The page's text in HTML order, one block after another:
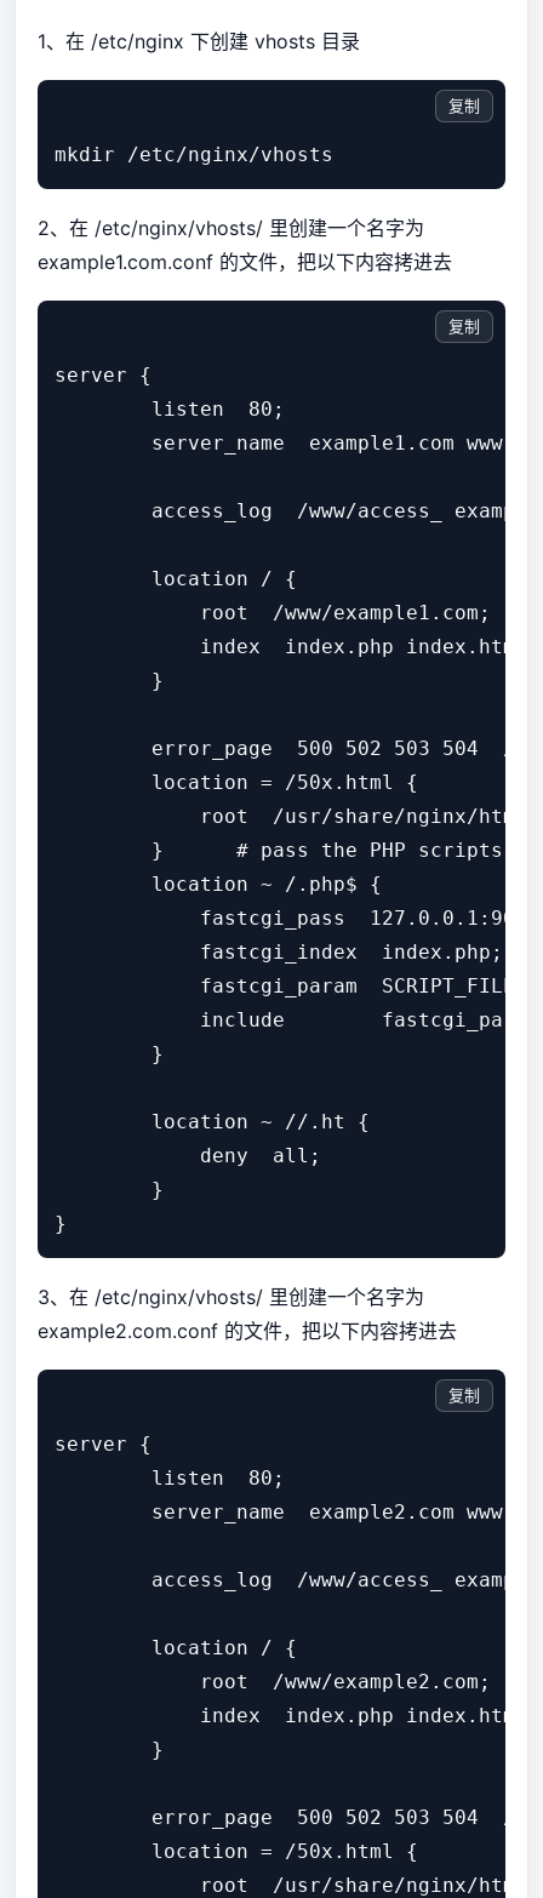
1、在 /etc/nginx 下创建 vhosts 目录
mkdir /etc/nginx/vhosts
复制
2、在 /etc/nginx/vhosts/ 里创建一个名字为
example1.com.conf 的文件，把以下内容拷进去
server {
        listen  80;
server_name  example1.com www.
access_log  /www/access_
        location / {
            root  /www/example1.com;
index  index.php index.html
        }
error_page  500 502 503 504  /
        location = /50x.html {
            root  /usr/share/nginx/html;
}      # pass the PHP scripts
        location ~ /.php$ {
fastcgi_pass
            fastcgi_index  index.php;
fastcgi_param
include
        }
        location ~ //.ht {
            deny  all;
        }
}
复制
3、在 /etc/nginx/vhosts/ 里创建一个名字为
example2.com.conf 的文件，把以下内容拷进去
server {
        listen  80;
server_name  example2.com www.
access_log  /www/access_
        location / {
            root  /www/example2.com;
index  index.php index.html
        }
error_page  500 502 503 504  /
        location = /50x.html {
            root  /usr/share/nginx/html;
复制